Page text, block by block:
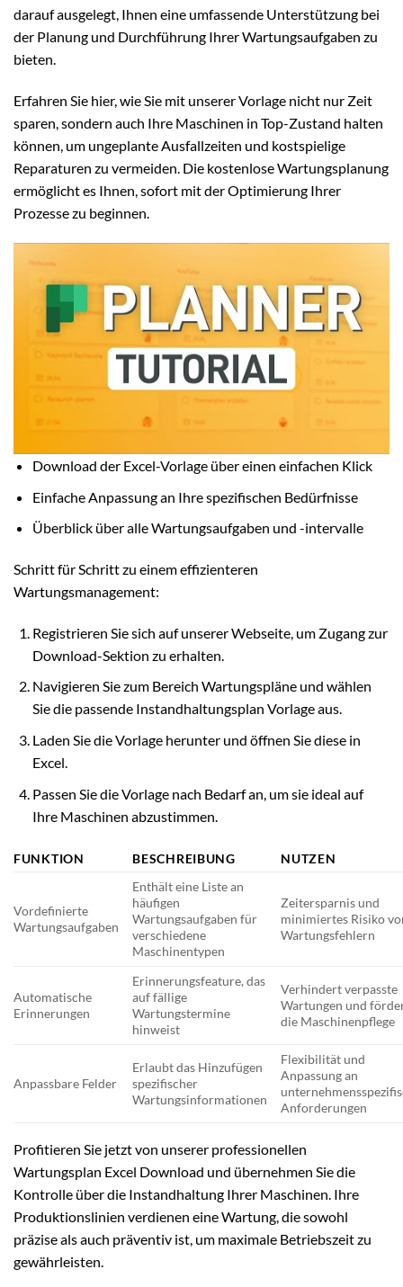
darauf ausgelegt, Ihnen eine umfassende Unterstützung bei
der Planung und Durchführung Ihrer Wartungsaufgaben zu
bieten.
Erfahren Sie hier, wie Sie mit unserer Vorlage nicht nur Zeit
sparen, sondern auch Ihre Maschinen in Top-Zustand halten
können, um ungeplante Ausfallzeiten und kostspielige
Reparaturen zu vermeiden. Die kostenlose Wartungsplanung
ermöglicht es Ihnen, sofort mit der Optimierung Ihrer
Prozesse zu beginnen.
Download der Excel-Vorlage über einen einfachen Klick
Einfache Anpassung an Ihre spezifischen Bedürfnisse
Überblick über alle Wartungsaufgaben und -intervalle
Schritt für Schritt zu einem effizienteren
Wartungsmanagement:
Registrieren Sie sich auf unserer Webseite, um Zugang zur
Download-Sektion zu erhalten.
Navigieren Sie zum Bereich Wartungspläne und wählen
Sie die passende Instandhaltungsplan Vorlage aus.
Laden Sie die Vorlage herunter und öffnen Sie diese in
Excel.
Passen Sie die Vorlage nach Bedarf an, um sie ideal auf
Ihre Maschinen abzustimmen.
FUNKTION BESCHREIBUNG NUTZEN
Vordefinierte
Wartungsaufgaben
Enthält eine Liste an
häufigen
Wartungsaufgaben für
verschiedene
Maschinentypen
Zeitersparnis und
minimiertes Risiko
Wartungsfehlern
Automatische
Erinnerungen
Erinnerungsfeature, das
auf fällige
Wartungstermine
hinweist
Verhindert verpasste
Wartungen und
die Maschinenpflege
Anpassbare Felder
Erlaubt das Hinzufügen
spezifischer
Wartungsinformationen
Flexibilität und
Anpassung an
Anforderungen
Profitieren Sie jetzt von unserer professionellen
Wartungsplan Excel Download und übernehmen Sie die
Kontrolle über die Instandhaltung Ihrer Maschinen. Ihre
Produktionslinien verdienen eine Wartung, die sowohl
präzise als auch präventiv ist, um maximale Betriebszeit zu
gewährleisten.